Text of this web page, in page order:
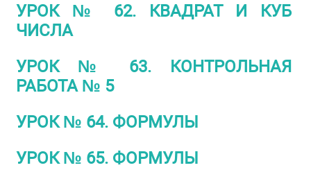
УРОК № 62. КВАДРАТ И КУБ
ЧИСЛА
УРОК № 63. КОНТРОЛЬНАЯ
РАБОТА № 5
УРОК № 64. ФОРМУЛЫ
УРОК № 65. ФОРМУЛЫ